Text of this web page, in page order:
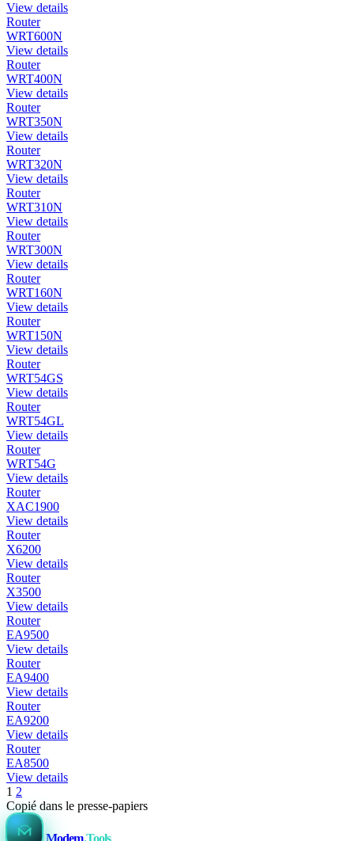
View details
Router
WRT600N
View details
Router
WRT400N
View details
Router
WRT350N
View details
Router
WRT320N
View details
Router
WRT310N
View details
Router
WRT300N
View details
Router
WRT160N
View details
Router
WRT150N
View details
Router
WRT54GS
View details
Router
WRT54GL
View details
Router
WRT54G
View details
Router
XAC1900
View details
Router
X6200
View details
Router
X3500
View details
Router
EA9500
View details
Router
EA9400
View details
Router
EA9200
View details
Router
EA8500
View details
1 2
Copié dans le presse-papiers